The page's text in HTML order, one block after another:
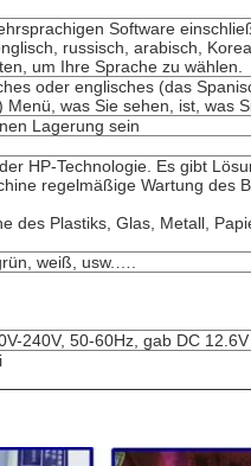
Software
russisch, arabisch,
um Ihre Sprache zu wählen.
oder englisches (das
was Sie sehen, ist, was
Lagerung sein
HP-Technologie. Es gibt
regelmäßige Wartung des
des Plastiks, Glas, Metall,
weiß, usw.….
240V, 50-60Hz, gab DC